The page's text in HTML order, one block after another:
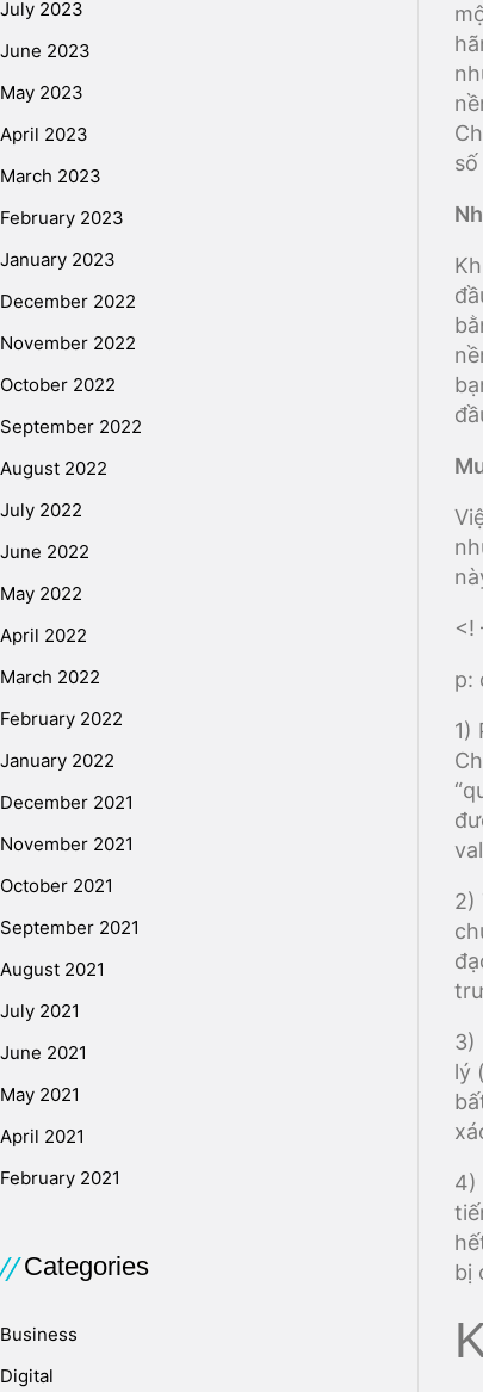
<!
p:
1)
2)
3)
lý
4)
bị
July 2023
June 2023
May 2023
April 2023
March 2023
February 2023
January 2023
December 2022
November 2022
October 2022
September 2022
August 2022
July 2022
June 2022
May 2022
April 2022
March 2022
February 2022
January 2022
December 2021
November 2021
October 2021
September 2021
August 2021
July 2021
June 2021
May 2021
April 2021
February 2021
Categories
Business
Digital